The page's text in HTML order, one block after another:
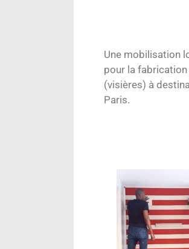
Une mobilisation
pour la
(visières) à
Paris.